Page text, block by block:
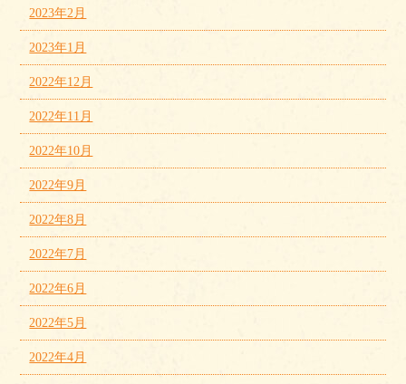
2023年2月
2023年1月
2022年12月
2022年11月
2022年10月
2022年9月
2022年8月
2022年7月
2022年6月
2022年5月
2022年4月